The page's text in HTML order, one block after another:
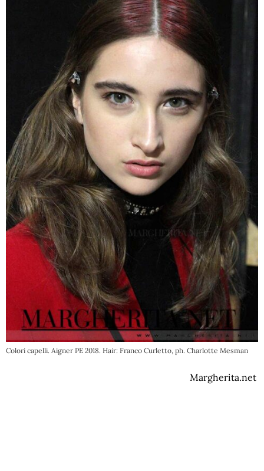
Colori capelli. Aigner PE 2018. Hair: Franco Curletto, ph. Charlotte Mesman
Margherita.net